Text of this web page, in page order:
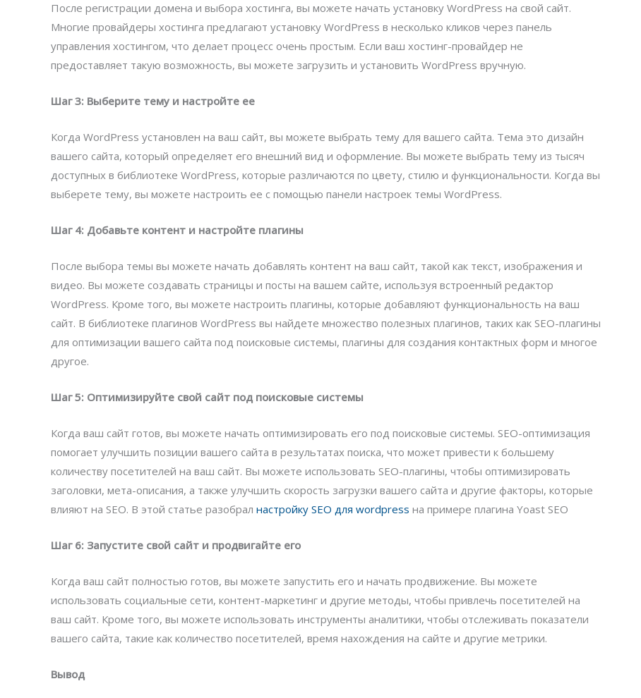
После регистрации домена и выбора хостинга, вы можете начать установку WordPress на свой сайт.
Многие провайдеры хостинга предлагают установку WordPress в несколько кликов через панель
управления хостингом, что делает процесс очень простым. Если ваш хостинг-провайдер не
предоставляет такую возможность, вы можете загрузить и установить WordPress вручную.
Шаг 3: Выберите тему и настройте ее
Когда WordPress установлен на ваш сайт, вы можете выбрать тему для вашего сайта. Тема это дизайн
вашего сайта, который определяет его внешний вид и оформление. Вы можете выбрать тему из тысяч
доступных в библиотеке WordPress, которые различаются по цвету, стилю и функциональности. Когда вы
выберете тему, вы можете настроить ее с помощью панели настроек темы WordPress.
Шаг 4: Добавьте контент и настройте плагины
После выбора темы вы можете начать добавлять контент на ваш сайт, такой как текст, изображения и
видео. Вы можете создавать страницы и посты на вашем сайте, используя встроенный редактор
WordPress. Кроме того, вы можете настроить плагины, которые добавляют функциональность на ваш
сайт. В библиотеке плагинов WordPress вы найдете множество полезных плагинов, таких как SEO-плагины
для оптимизации вашего сайта под поисковые системы, плагины для создания контактных форм и многое
другое.
Шаг 5: Оптимизируйте свой сайт под поисковые системы
Когда ваш сайт готов, вы можете начать оптимизировать его под поисковые системы. SEO-оптимизация
помогает улучшить позиции вашего сайта в результатах поиска, что может привести к большему
количеству посетителей на ваш сайт. Вы можете использовать SEO-плагины, чтобы оптимизировать
заголовки, мета-описания, а также улучшить скорость загрузки вашего сайта и другие факторы, которые
влияют на SEO. В этой статье разобрал настройку SEO для wordpress на примере плагина Yoast SEO
Шаг 6: Запустите свой сайт и продвигайте его
Когда ваш сайт полностью готов, вы можете запустить его и начать продвижение. Вы можете
использовать социальные сети, контент-маркетинг и другие методы, чтобы привлечь посетителей на
ваш сайт. Кроме того, вы можете использовать инструменты аналитики, чтобы отслеживать показатели
вашего сайта, такие как количество посетителей, время нахождения на сайте и другие метрики.
Вывод